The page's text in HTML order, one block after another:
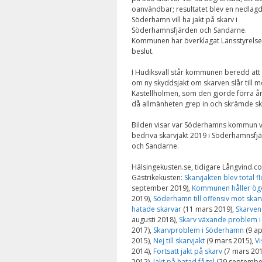
oanvändbar; resultatet blev en
Söderhamn vill ha jakt på skarv i
Söderhamnsfjärden och Sandarne.
Kommunen har överklagat
beslut.
I Hudiksvall står kommunen beredd att
om ny skyddsjakt om skarven slår till
Kastellholmen, som den gjorde förra
då allmänheten grep in och skrämde
Bilden visar var Söderhamns kommun
bedriva skarvjakt 2019 i
och Sandarne.
Hälsingekusten.se, tidigare
Gästrikekusten: Skarvjakten blev total
september 2019), Kommunen håller
2019), Söderhamn till offensiv mot
hatade skarvar(11 mars 2019),
augusti 2018), Skarv växande problem
2017), Skarvproblem i Söderhamn (9
2015), Nej till skarvjakt(9 mars 2015),
2014), Fortsatt jakt på skarv(7 mars